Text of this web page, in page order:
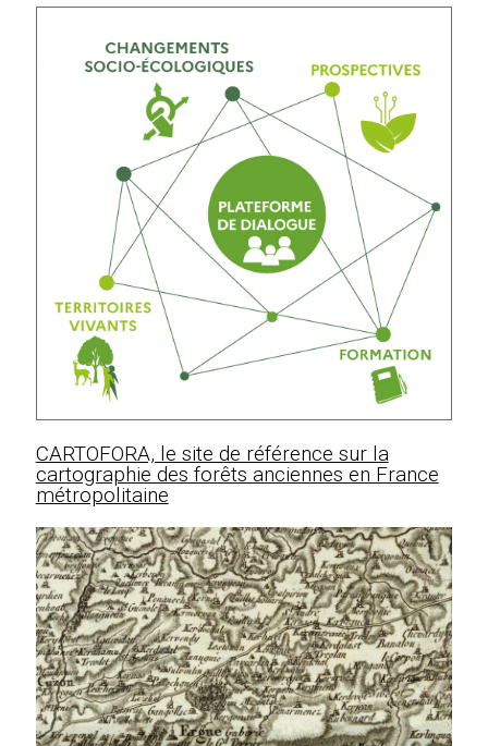
CARTOFORA, le site de référence sur la
cartographie des forêts anciennes en France
métropolitaine